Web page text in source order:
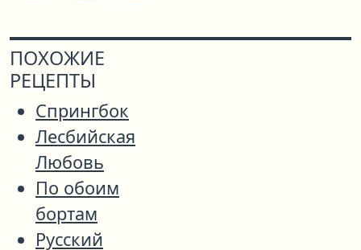
ПОХОЖИЕ
РЕЦЕПТЫ
Cпрингбок
Лесбийская
Любовь
По обоим
бортам
Русский